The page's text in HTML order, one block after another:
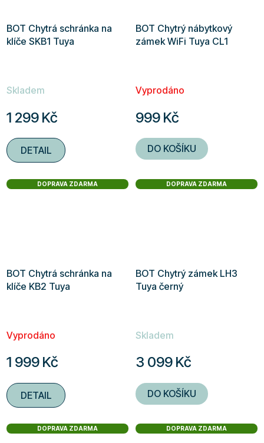
BOT Chytrá schránka na
klíče SKB1 Tuya
Skladem
1 299 Kč
DETAIL
BOT Chytrý nábytkový
zámek WiFi Tuya CL1
Vyprodáno
999 Kč
DO KOŠÍKU
DOPRAVA ZDARMA
BOT Chytrá schránka na
klíče KB2 Tuya
Vyprodáno
1 999 Kč
DETAIL
DOPRAVA ZDARMA
BOT Chytrý zámek LH3
Tuya černý
Skladem
3 099 Kč
DO KOŠÍKU
DOPRAVA ZDARMA DOPRAVA ZDARMA